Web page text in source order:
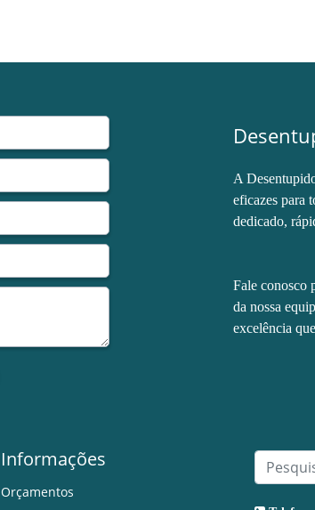
A
eficazes para
dedicado,
Fale conosco
da nossa
excelência
Informações
Orçamentos